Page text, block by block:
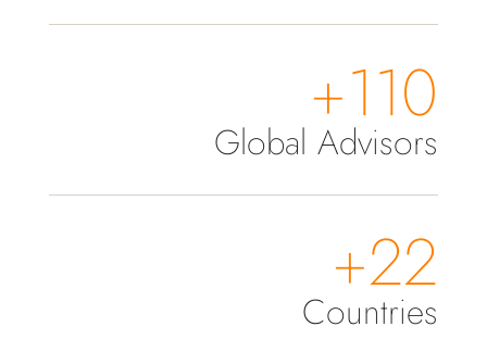
110+
Global Advisors
22+
Countries